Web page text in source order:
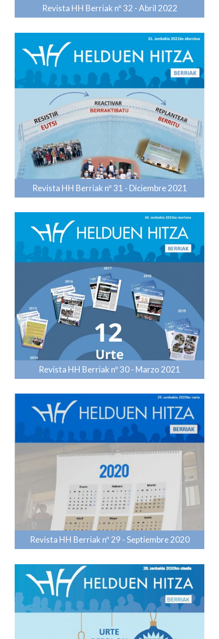
Revista HH Berriak nº 32 - Abril 2022
Revista HH Berriak nº 31 - Diciembre 2021
Revista HH Berriak nº 30 - Marzo 2021
Revista HH Berriak nº 29 - Septiembre 2020